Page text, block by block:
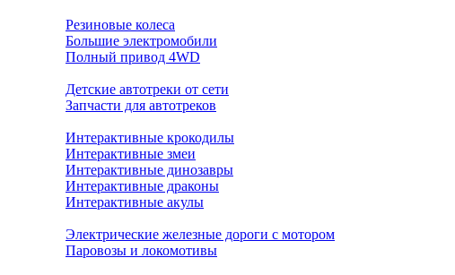
Резиновые колеса
Большие электромобили
Полный привод 4WD
Детские автотреки от сети
Запчасти для автотреков
Интерактивные крокодилы
Интерактивные змеи
Интерактивные динозавры
Интерактивные драконы
Интерактивные акулы
Электрические железные дороги с мотором
Паровозы и локомотивы